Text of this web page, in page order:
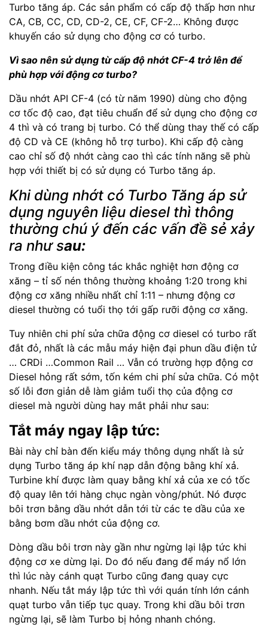
Turbo tăng áp. Các sản phẩm có cấp độ thấp hơn như
CA, CB, CC, CD, CD-2, CE, CF, CF-2… Không được
khuyến cáo sử dụng cho động cơ có turbo.
Vì sao nên sử dụng từ cấp độ nhớt CF-4 trở lên để
phù hợp với động cơ turbo?
Dầu nhớt API CF-4 (có từ năm 1990) dùng cho động
cơ tốc độ cao, đạt tiêu chuẩn để sử dụng cho động cơ
4 thì và có trang bị turbo. Có thể dùng thay thế có cấp
độ CD và CE (không hỗ trợ turbo). Khi cấp độ càng
cao chỉ số độ nhớt càng cao thì các tính năng sẽ phù
hợp với thiết bị có sử dụng có Turbo tăng áp.
Khi dùng nhớt có Turbo Tăng áp sử
dụng nguyên liệu diesel thì thông
thường chú ý đến các vấn đề sẻ xảy
ra như sau:
Trong điều kiện công tác khắc nghiệt hơn động cơ
xăng – tỉ số nén thông thường khoảng 1:20 trong khi
động cơ xăng nhiều nhất chỉ 1:11 – nhưng động cơ
diesel thường có tuổi thọ tới gấp rưỡi động cơ xăng.
Tuy nhiên chi phí sửa chữa động cơ diesel có turbo rất
đắt đỏ, nhất là các mẫu máy hiện đại phun dầu điện tử
… CRDi …Common Rail … Vẫn có trường hợp động cơ
Diesel hỏng rất sớm, tốn kém chi phí sửa chữa. Có một
số lỗi đơn giản dễ làm giảm tuổi thọ của động cơ
diesel mà người dùng hay mắt phải như sau:
Tắt máy ngay lập tức:
Bài này chỉ bàn đến kiểu máy thông dụng nhất là sử
dụng Turbo tăng áp khí nạp dẫn động bằng khí xả.
Turbine khí được làm quay bằng khí xả của xe có tốc
độ quay lên tới hàng chục ngàn vòng/phút. Nó được
bôi trơn bằng dầu nhớt dẫn tới từ các te dầu của xe
bằng bơm dầu nhớt của động cơ.
Dòng dầu bôi trơn này gần như ngừng lại lập tức khi
động cơ xe dừng lại. Do đó nếu đang để máy nổ lớn
thì lúc này cánh quạt Turbo cũng đang quay cực
nhanh. Nếu tắt máy lập tức thì với quán tính lớn cánh
quạt turbo vẫn tiếp tục quay. Trong khi dầu bôi trơn
ngừng lại, sẽ làm Turbo bị hỏng nhanh chóng.